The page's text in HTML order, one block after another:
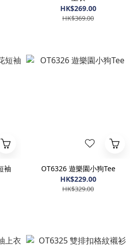
HK$269.00
HK$369.00
袖
OT6326 遊樂園小狗Tee
HK$229.00
HK$329.00